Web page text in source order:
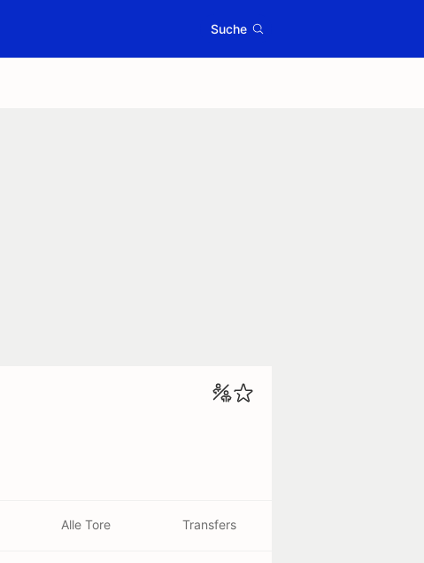
Suche
Alle Tore Transfers